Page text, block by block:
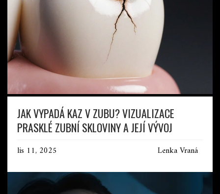
JAK VYPADÁ KAZ V ZUBU? VIZUALIZACE
PRASKLÉ ZUBNÍ SKLOVINY A JEJÍ VÝVOJ
lis 11, 2025 Lenka Vraná